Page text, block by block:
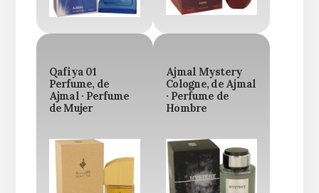
Qafiya 01
Perfume, de
Ajmal · Perfume
de Mujer
Ajmal Mystery
Cologne, de Ajmal
· Perfume de
Hombre